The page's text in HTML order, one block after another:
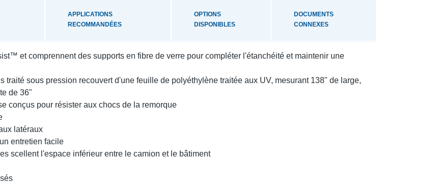
APPLICATIONS
RECOMMANDÉES
OPTIONS
DISPONIBLES
DOCUMENTS
CONNEXES
et comprennent des supports en fibre de verre pour compléter l'étanchéité et maintenir une
traité sous pression recouvert d'une feuille de polyéthylène traitée aux UV, mesurant 138" de large,
de 36"
conçus pour résister aux chocs de la remorque
latéraux
entretien facile
scellent l'espace inférieur entre le camion et le bâtiment